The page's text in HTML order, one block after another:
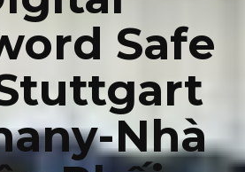
Safe
Nhà